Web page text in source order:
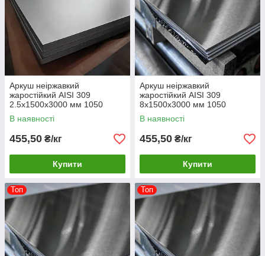
Аркуш неіржавкий
жаростійкий AISI 309
2.5х1500х3000 мм 1050
градусів
В наявності
455,50 ₴/кг
Купити
Аркуш неіржавкий
жаростійкий AISI 309
8х1500х3000 мм 1050
градусів
В наявності
455,50 ₴/кг
Купити
Топ Топ